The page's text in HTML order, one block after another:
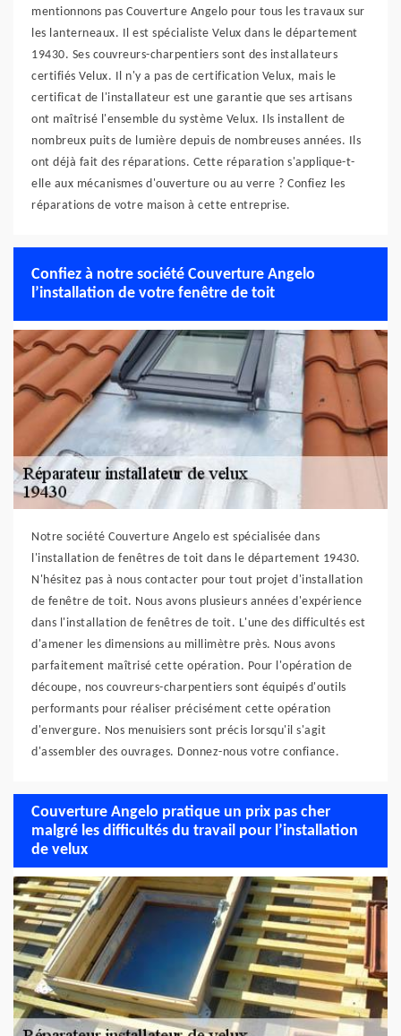
mentionnons pas Couverture Angelo pour tous les travaux sur
les lanterneaux. Il est spécialiste Velux dans le département
19430. Ses couvreurs-charpentiers sont des installateurs
certifiés Velux. Il n'y a pas de certification Velux, mais le
certificat de l'installateur est une garantie que ses artisans
ont maîtrisé l'ensemble du système Velux. Ils installent de
nombreux puits de lumière depuis de nombreuses années. Ils
ont déjà fait des réparations. Cette réparation s'applique-t-
elle aux mécanismes d'ouverture ou au verre ? Confiez les
réparations de votre maison à cette entreprise.
Confiez à notre société Couverture Angelo
l’installation de votre fenêtre de toit
Notre société Couverture Angelo est spécialisée dans
l'installation de fenêtres de toit dans le département 19430.
N'hésitez pas à nous contacter pour tout projet d'installation
de fenêtre de toit. Nous avons plusieurs années d'expérience
dans l'installation de fenêtres de toit. L'une des difficultés est
d'amener les dimensions au millimètre près. Nous avons
parfaitement maîtrisé cette opération. Pour l'opération de
découpe, nos couvreurs-charpentiers sont équipés d'outils
performants pour réaliser précisément cette opération
d'envergure. Nos menuisiers sont précis lorsqu'il s'agit
d'assembler des ouvrages. Donnez-nous votre confiance.
Couverture Angelo pratique un prix pas cher
malgré les difficultés du travail pour l’installation
de velux